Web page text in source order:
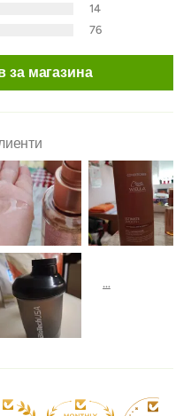
14
76
за магазина